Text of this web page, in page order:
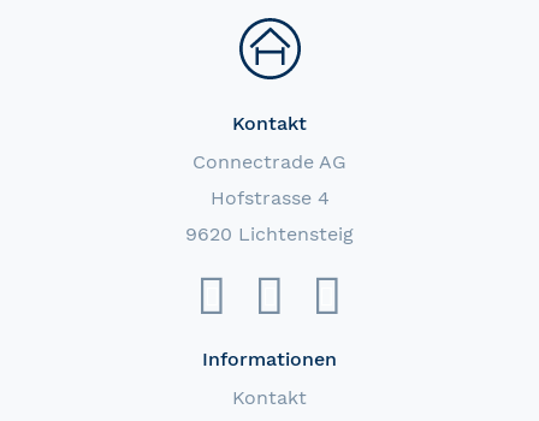
Kontakt
Connectrade AG
Hofstrasse 4
9620 Lichtensteig
Informationen
Kontakt